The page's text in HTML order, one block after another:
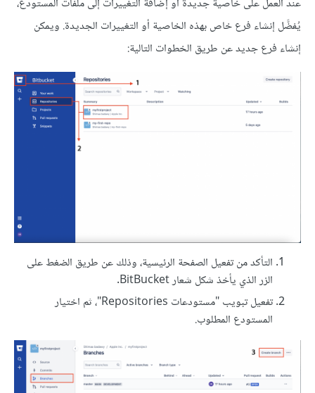
عند العمل على خاصية جديدة أو إضافة التغييرات إلى ملفات المستودع،
يُفضَّل إنشاء فرع خاص بهذه الخاصية أو التغييرات الجديدة. ويمكن
إنشاء فرع جديد عن طريق الخطوات التالية:
التأكد من تفعيل الصفحة الرئيسية، وذلك عن طريق الضغط على
الزر الذي يأخذ شكل شعار BitBucket.
تفعيل تبويب "مستودعات Repositories"، ثم اختيار
المستودع المطلوب.